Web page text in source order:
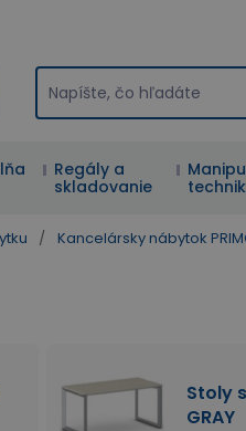
Regály a
skladovanie
/ Kancelársky nábytok
Stoly
GRAY